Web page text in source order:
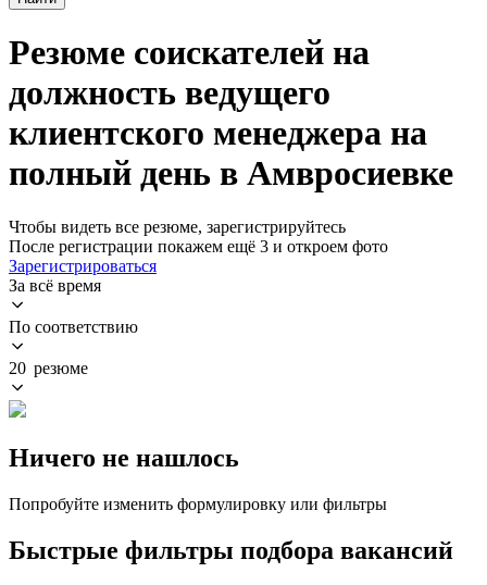
Резюме соискателей на
должность ведущего
клиентского менеджера на
полный день в Амвросиевке
Чтобы видеть все резюме, зарегистрируйтесь
После регистрации покажем ещё 3 и откроем фото
Зарегистрироваться
За всё время
По соответствию
20 резюме
Ничего не нашлось
Попробуйте изменить формулировку или фильтры
Быстрые фильтры подбора вакансий